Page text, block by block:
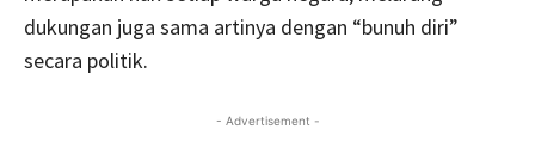
dukungan juga sama artinya dengan “bunuh diri”
secara politik.
- Advertisement -